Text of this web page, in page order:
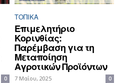
0
ΤΟΠΙΚΑ
Επιμελητήριο
Κορινθίας:
Παρέμβαση για τη
Μεταποίηση
Αγροτικών Προϊόντων
7 Μαΐου, 2025 0